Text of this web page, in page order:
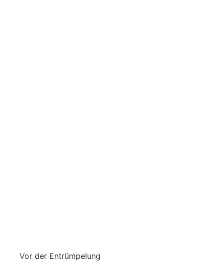
Vor der Entrümpelung